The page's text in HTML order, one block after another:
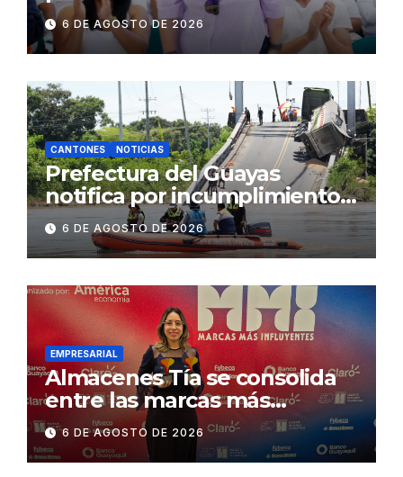
fenómeno de El Niño:
Gobierno Nacional capacita a
2.500 jóvenes
6 DE AGOSTO DE 2026
CANTONES NOTICIAS
Prefectura del Guayas
notifica por incumplimiento
contractual a la
Concesionaria CONORTE y
exige celeridad en
desmontaje del puente
Gonzalo Icaza Cornejo, en
Daule
6 DE AGOSTO DE 2026
EMPRESARIAL
Almacenes Tía se consolida
entre las marcas más
influyentes del Ecuador
6 DE AGOSTO DE 2026